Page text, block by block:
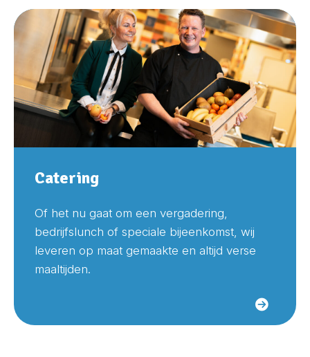
Catering
Of het nu gaat om een vergadering,
bedrijfslunch of speciale bijeenkomst, wij
leveren op maat gemaakte en altijd verse
maaltijden.